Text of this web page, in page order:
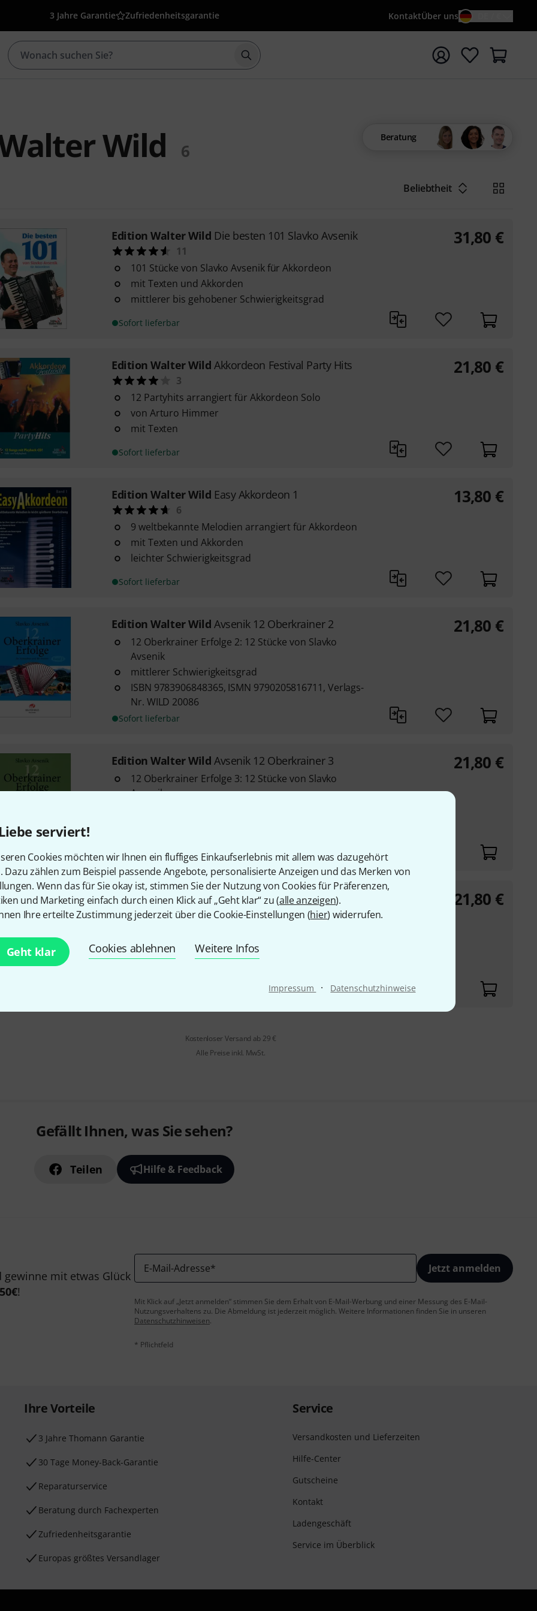
serviert!
Cookies möchten wir Ihnen ein fluffiges Einkaufserlebnis mit allem was dazugehört
Dazu zählen zum Beispiel passende Angebote, personalisierte Anzeigen und das Merken von
Wenn das für Sie okay ist, stimmen Sie der Nutzung von Cookies für Präferenzen,
und Marketing einfach durch einen Klick auf „Geht klar“ zu (alle anzeigen).
Ihre erteilte Zustimmung jederzeit über die Cookie-Einstellungen (hier) widerrufen.
Geht klar Cookies ablehnen Weitere Infos
Impressum · Datenschutzhinweise
3 Jahre Garantie Zufriedenheitsgarantie KontaktÜber uns
Suche mit Suchwort {searchTerm} starten
Wild 6
Beratung
Beliebtheit
Edition Walter Wild Die besten 101 Slavko Avsenik
11
101 Stücke von Slavko Avsenik für Akkordeon
mit Texten und Akkorden
mittlerer bis gehobener Schwierigkeitsgrad
Sofort lieferbar
31,80 €
Edition Walter Wild Akkordeon Festival Party Hits
3
12 Partyhits arrangiert für Akkordeon Solo
von Arturo Himmer
mit Texten
Sofort lieferbar
21,80 €
Edition Walter Wild Easy Akkordeon 1
6
9 weltbekannte Melodien arrangiert für Akkordeon
mit Texten und Akkorden
leichter Schwierigkeitsgrad
Sofort lieferbar
13,80 €
Edition Walter Wild Avsenik 12 Oberkrainer 2
12 Oberkrainer Erfolge 2: 12 Stücke von Slavko
Avsenik
mittlerer Schwierigkeitsgrad
ISBN 9783906848365, ISMN 9790205816711, Verlags-
Nr. WILD 20086
Sofort lieferbar
21,80 €
Edition Walter Wild Avsenik 12 Oberkrainer 3
12 Oberkrainer Erfolge 3: 12 Stücke von Slavko
Avsenik
Sofort lieferbar
21,80 €
Edition Walter Wild Avsenik 12 Oberkrainer 1
12 Oberkrainer Erfolge 1: 12 Stücke von Slavko
mittlerer Schwierigkeitsgrad
ISBN 9783906848358, ISMN 9790205816704, Verlags-
21,80 €
Kostenloser Versand ab 29 €
Alle Preise inkl. MwSt.
Gefällt Ihnen, was Sie sehen?
Teilen Hilfe & Feedback
mit etwas Glück
50€!
E-Mail-Adresse* Jetzt anmelden
Mit Klick auf „Jetzt anmelden“ stimmen Sie dem Erhalt von E-Mail-Werbung und einer Messung des E-Mail-
Nutzungsverhaltens zu. Die Abmeldung ist jederzeit möglich. Weitere Informationen finden Sie in unseren
Datenschutzhinweisen.
* Pflichtfeld
Ihre Vorteile
3 Jahre Thomann Garantie
30 Tage Money-Back-Garantie
Reparaturservice
Beratung durch Fachexperten
Zufriedenheitsgarantie
Europas größtes Versandlager
Service
Versandkosten und Lieferzeiten
Hilfe-Center
Gutscheine
Kontakt
Ladengeschäft
Service im Überblick